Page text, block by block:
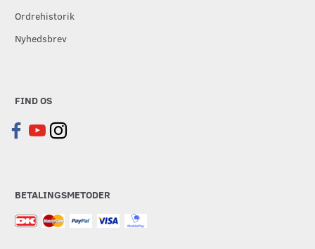
Ordrehistorik
Nyhedsbrev
FIND OS
BETALINGSMETODER